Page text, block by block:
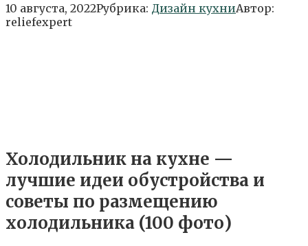
10 августа, 2022Рубрика: Дизайн кухниАвтор:
reliefexpert
Холодильник на кухне —
лучшие идеи обустройства и
советы по размещению
холодильника (100 фото)